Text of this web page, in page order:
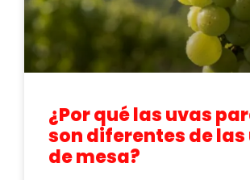
¿Por qué las uvas
son diferentes de las
de mesa?